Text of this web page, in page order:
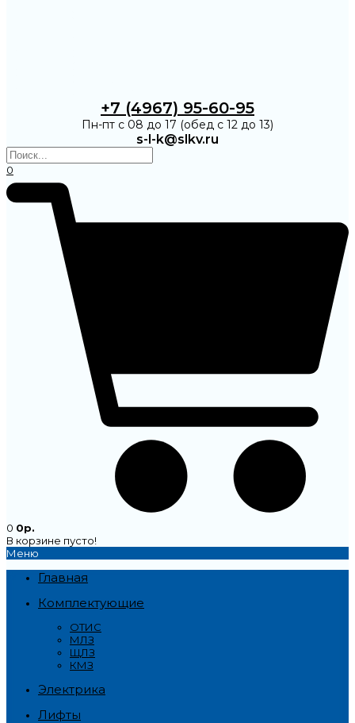
+7 (4967) 95-60-95
Пн-пт с 08 до 17 (обед с 12 до 13)
s-l-k@slkv.ru
0
0 0р.
В корзине пусто!
Меню
Главная
Комплектующие
ОТИС
МЛЗ
ЩЛЗ
КМЗ
Электрика
Лифты